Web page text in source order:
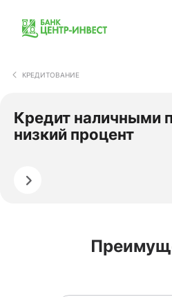
КРЕДИТОВАНИЕ
Кредит наличными
низкий процент
Оформить